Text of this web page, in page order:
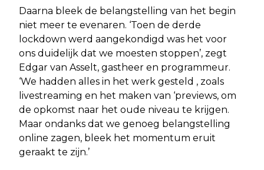
Daarna bleek de belangstelling van het begin
niet meer te evenaren. ‘Toen de derde
lockdown werd aangekondigd was het voor
ons duidelijk dat we moesten stoppen’, zegt
Edgar van Asselt, gastheer en programmeur.
‘We hadden alles in het werk gesteld , zoals
livestreaming en het maken van ‘previews, om
de opkomst naar het oude niveau te krijgen.
Maar ondanks dat we genoeg belangstelling
online zagen, bleek het momentum eruit
geraakt te zijn.’